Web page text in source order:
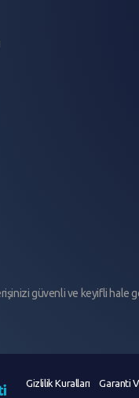
güvenli ve keyifli hale
Gizlilik Kuralları Garanti